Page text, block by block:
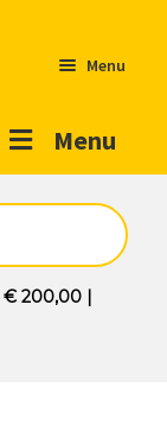
Menu
Menu
€ 200,00|